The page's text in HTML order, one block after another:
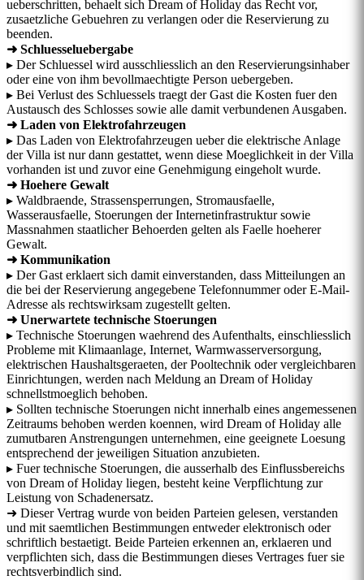
ueberschritten, behaelt sich Dream of Holiday das Recht vor,
zusaetzliche Gebuehren zu verlangen oder die Reservierung zu
beenden.
➜ Schluesseluebergabe
▸ Der Schluessel wird ausschliesslich an den Reservierungsinhaber
oder eine von ihm bevollmaechtigte Person uebergeben.
▸ Bei Verlust des Schluessels traegt der Gast die Kosten fuer den
Austausch des Schlosses sowie alle damit verbundenen Ausgaben.
➜ Laden von Elektrofahrzeugen
▸ Das Laden von Elektrofahrzeugen ueber die elektrische Anlage
der Villa ist nur dann gestattet, wenn diese Moeglichkeit in der Villa
vorhanden ist und zuvor eine Genehmigung eingeholt wurde.
➜ Hoehere Gewalt
▸ Waldbraende, Strassensperrungen, Stromausfaelle,
Wasserausfaelle, Stoerungen der Internetinfrastruktur sowie
Massnahmen staatlicher Behoerden gelten als Faelle hoeherer
Gewalt.
➜ Kommunikation
▸ Der Gast erklaert sich damit einverstanden, dass Mitteilungen an
die bei der Reservierung angegebene Telefonnummer oder E-Mail-
Adresse als rechtswirksam zugestellt gelten.
➜ Unerwartete technische Stoerungen
▸ Technische Stoerungen waehrend des Aufenthalts, einschliesslich
Probleme mit Klimaanlage, Internet, Warmwasserversorgung,
elektrischen Haushaltsgeraeten, der Pooltechnik oder vergleichbaren
Einrichtungen, werden nach Meldung an Dream of Holiday
schnellstmoeglich behoben.
▸ Sollten technische Stoerungen nicht innerhalb eines angemessenen
Zeitraums behoben werden koennen, wird Dream of Holiday alle
zumutbaren Anstrengungen unternehmen, eine geeignete Loesung
entsprechend der jeweiligen Situation anzubieten.
▸ Fuer technische Stoerungen, die ausserhalb des Einflussbereichs
von Dream of Holiday liegen, besteht keine Verpflichtung zur
Leistung von Schadenersatz.
➜ Dieser Vertrag wurde von beiden Parteien gelesen, verstanden
und mit saemtlichen Bestimmungen entweder elektronisch oder
schriftlich bestaetigt. Beide Parteien erkennen an, erklaeren und
verpflichten sich, dass die Bestimmungen dieses Vertrages fuer sie
rechtsverbindlich sind.